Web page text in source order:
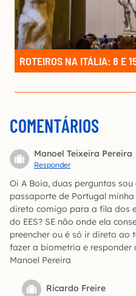
ROTEIROS NA ITÁLIA: 8 E
COMENTÁRIOS
Manoel Teixeira Pereira
Responder
Oi A Boia, duas perguntas
passaporte de Portugal
direto comigo para a fila dos
do EES? SE não onde ela
preencher ou é só ir direto ao
fazer a biometria e responder
Manoel Pereira
Ricardo Freire